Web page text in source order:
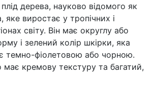
дерева, науково відомого як
яке виростає у тропічних і
світу. Він має округлу або
і зелений колір шкірки, яка
темно-фіолетовою або чорною.
кремову текстуру та багатий,